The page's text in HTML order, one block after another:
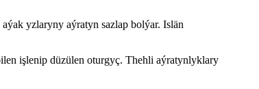
yzlaryny aýratyn sazlap bolýar. Islän
işlenip düzülen oturgyç. Thehli aýratynlyklary